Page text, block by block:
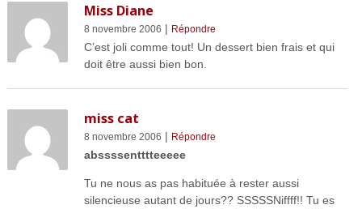
Miss Diane
8 novembre 2006 | Répondre
C’est joli comme tout! Un dessert bien frais et qui
doit être aussi bien bon.
miss cat
8 novembre 2006 | Répondre
abssssentttteeeee
Tu ne nous as pas habituée à rester aussi
silencieuse autant de jours?? SSSSSNiffff!! Tu es